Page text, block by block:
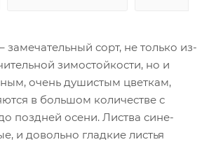
замечательный сорт, не только из-
зимостойкости, но и
очень душистым цветкам,
в большом количестве с
поздней осени. Листва сине-
и довольно гладкие листья